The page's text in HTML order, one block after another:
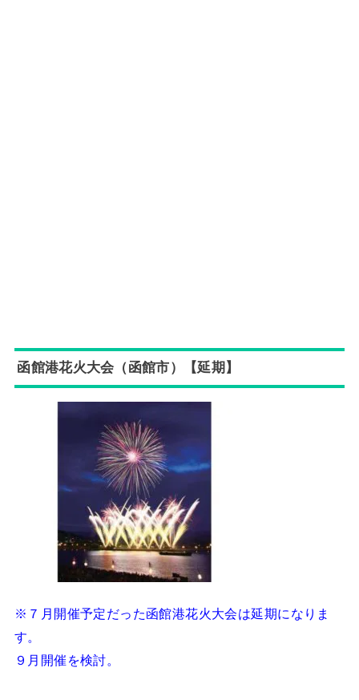
函館港花火大会（函館市）【延期】
※７月開催予定だった函館港花火大会は延期になりま
す。
９月開催を検討。